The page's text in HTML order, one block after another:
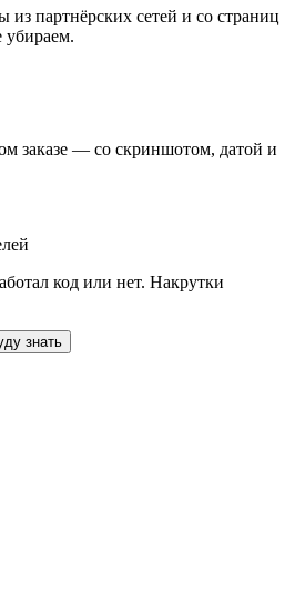
партнёрских сетей и со страниц
заказе — со скриншотом, датой и
код или нет. Накрутки
знать